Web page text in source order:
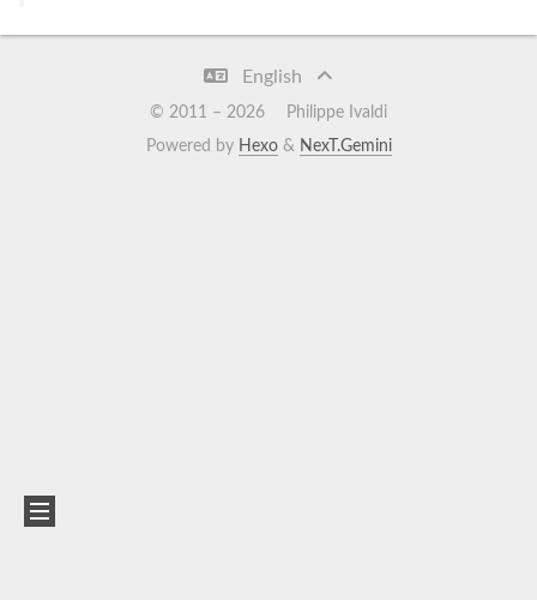
English
© 2011 – 2026
Philippe Ivaldi
Powered by Hexo& NexT.Gemini